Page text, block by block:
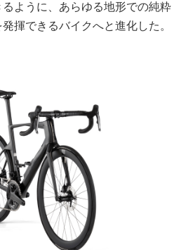
ように、あらゆる地形での純粋
揮できるバイクへと進化した。